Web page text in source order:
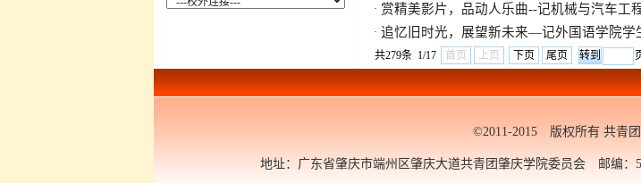
· 赏精美影片，品动人乐曲--记机械与汽车工
· 追忆旧时光，展望新未来—记外国语学院
共279条 1/17 首页 上页 下页 尾页
©2011-2015 版权所有 共青
地址：广东省肇庆市端州区肇庆大道共青团肇庆学院委员会 邮编：